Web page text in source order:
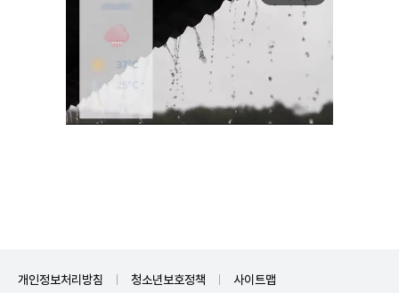
개인정보처리방침 청소년보호정책 사이트맵